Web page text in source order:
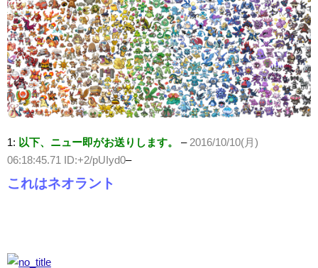
1: 以下、ニュー即がお送りします。 –2016/10/10(月)
06:18:45.71 ID:+2/pUIyd0–
これはネオラント